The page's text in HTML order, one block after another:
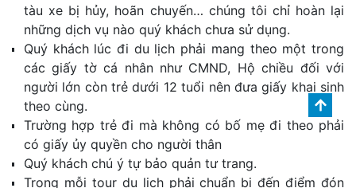
tàu xe bị hủy, hoãn chuyến… chúng tôi chỉ hoàn lại
những dịch vụ nào quý khách chưa sử dụng.
Quý khách lúc đi du lịch phải mang theo một trong
các giấy tờ cá nhân như CMND, Hộ chiều đối với
người lớn còn trẻ dưới 12 tuổi nên đưa giấy khai sinh
theo cùng.
Trường hợp trẻ đi mà không có bố mẹ đi theo phải
có giấy ủy quyền cho người thân
Quý khách chú ý tự bảo quản tư trang.
Trong mỗi tour du lịch phải chuẩn bị đến điểm đón